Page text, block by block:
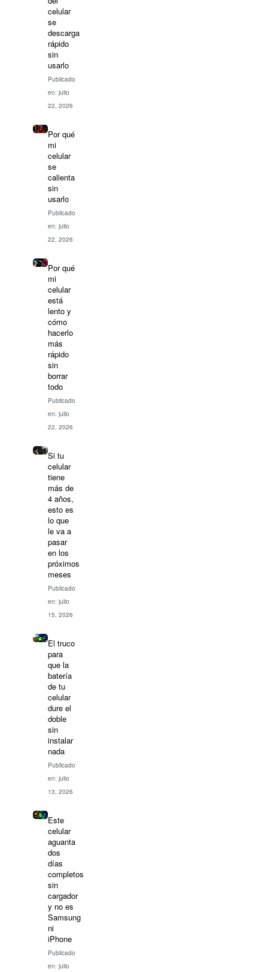
celular
se
descarga
rápido
sin
usarlo
Publicado
en: julio
22, 2026
Por qué
mi
celular
se
calienta
sin
usarlo
Publicado
en: julio
22, 2026
Por qué
mi
celular
está
lento y
cómo
hacerlo
más
rápido
sin
borrar
todo
Publicado
en: julio
22, 2026
Si tu
celular
tiene
más de
4 años,
esto es
lo que
le va a
pasar
en los
próximos
meses
Publicado
en: julio
15, 2026
El truco
para
que la
batería
de tu
celular
dure el
doble
sin
instalar
nada
Publicado
en: julio
13, 2026
Este
celular
aguanta
dos
días
completos
sin
cargador
y no es
Samsung
ni
iPhone
Publicado
en: julio